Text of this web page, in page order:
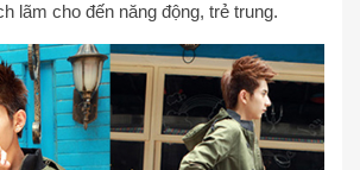
lãm cho đến năng động, trẻ trung.